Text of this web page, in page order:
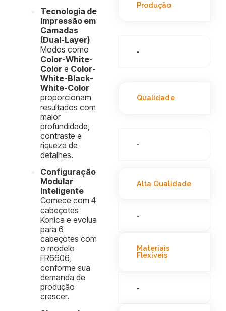
Tecnologia de
Impressão em
Camadas
(Dual-Layer)
Modos como
Color-White-
Color e Color-
White-Black-
White-Color
proporcionam
resultados com
maior
profundidade,
contraste e
riqueza de
detalhes.
Configuração
Modular
Inteligente
Comece com 4
cabeçotes
Konica e evolua
para 6
cabeçotes com
o modelo
FR6606,
conforme sua
demanda de
produção
crescer.
Produção
-
Qualidade
-
Alta Qualidade
-
Materiais
Flexíveis
-